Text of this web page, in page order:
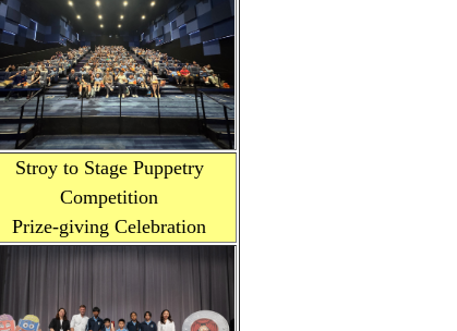
Stroy to Stage Puppetry
Competition
Prize-giving Celebration